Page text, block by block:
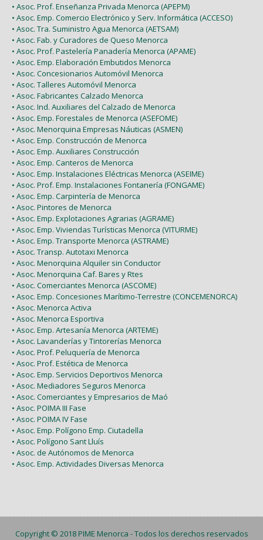
• Asoc. Prof. Enseñanza Privada Menorca (APEPM)
• Asoc. Emp. Comercio Electrónico y Serv. Informática (ACCESO)
• Asoc. Tra. Suministro Agua Menorca (AETSAM)
• Asoc. Fab. y Curadores de Queso Menorca
• Asoc. Prof. Pastelería Panadería Menorca (APAME)
• Asoc. Emp. Elaboración Embutidos Menorca
• Asoc. Concesionarios Automóvil Menorca
• Asoc. Talleres Automóvil Menorca
• Asoc. Fabricantes Calzado Menorca
• Asoc. Ind. Auxiliares del Calzado de Menorca
• Asoc. Emp. Forestales de Menorca (ASEFOME)
• Asoc. Menorquina Empresas Náuticas (ASMEN)
• Asoc. Emp. Construcción de Menorca
• Asoc. Emp. Auxiliares Construcción
• Asoc. Emp. Canteros de Menorca
• Asoc. Emp. Instalaciones Eléctricas Menorca (ASEIME)
• Asoc. Prof. Emp. Instalaciones Fontanería (FONGAME)
• Asoc. Emp. Carpintería de Menorca
• Asoc. Pintores de Menorca
• Asoc. Emp. Explotaciones Agrarias (AGRAME)
• Asoc. Emp. Viviendas Turísticas Menorca (VITURME)
• Asoc. Emp. Transporte Menorca (ASTRAME)
• Asoc. Transp. Autotaxi Menorca
• Asoc. Menorquina Alquiler sin Conductor
• Asoc. Menorquina Caf. Bares y Rtes
• Asoc. Comerciantes Menorca (ASCOME)
• Asoc. Emp. Concesiones Marítimo-Terrestre (CONCEMENORCA)
• Asoc. Menorca Activa
• Asoc. Menorca Esportiva
• Asoc. Emp. Artesanía Menorca (ARTEME)
• Asoc. Lavanderías y Tintorerías Menorca
• Asoc. Prof. Peluquería de Menorca
• Asoc. Prof. Estética de Menorca
• Asoc. Emp. Servicios Deportivos Menorca
• Asoc. Mediadores Seguros Menorca
• Asoc. Comerciantes y Empresarios de Maó
• Asoc. POIMA III Fase
• Asoc. POIMA IV Fase
• Asoc. Emp. Polígono Emp. Ciutadella
• Asoc. Polígono Sant Lluís
• Asoc. de Autónomos de Menorca
• Asoc. Emp. Actividades Diversas Menorca
Copyright © 2018PIME Menorca - Todos los derechos reservados